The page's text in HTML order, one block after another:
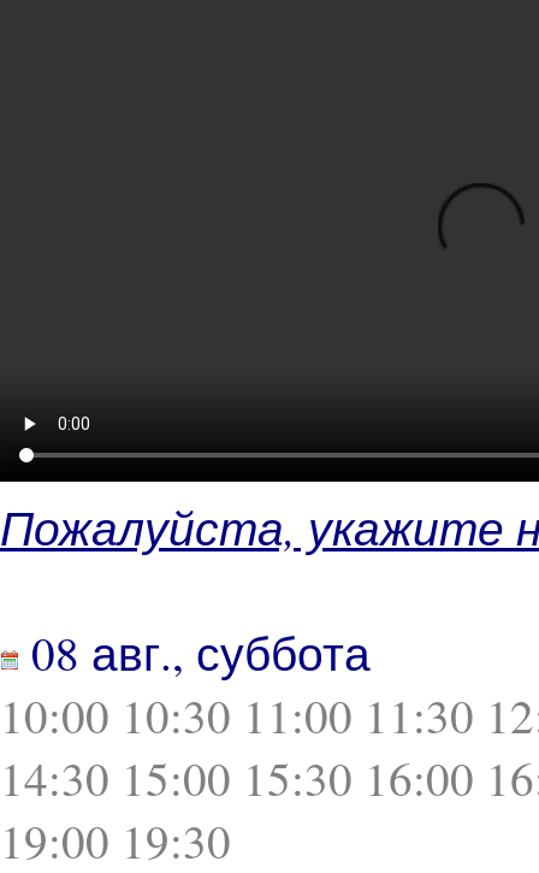
Пожалуйста, укажите
08 авг., суббота
10:00 10:30 11:00 11:30
14:30 15:00 15:30 16:00
19:00 19:30